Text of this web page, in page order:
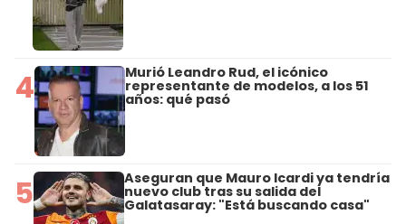
4 Murió Leandro Rud, el icónico
representante de modelos, a los 51
años: qué pasó
5 Aseguran que Mauro Icardi ya tendría
nuevo club tras su salida del
Galatasaray: "Está buscando casa"